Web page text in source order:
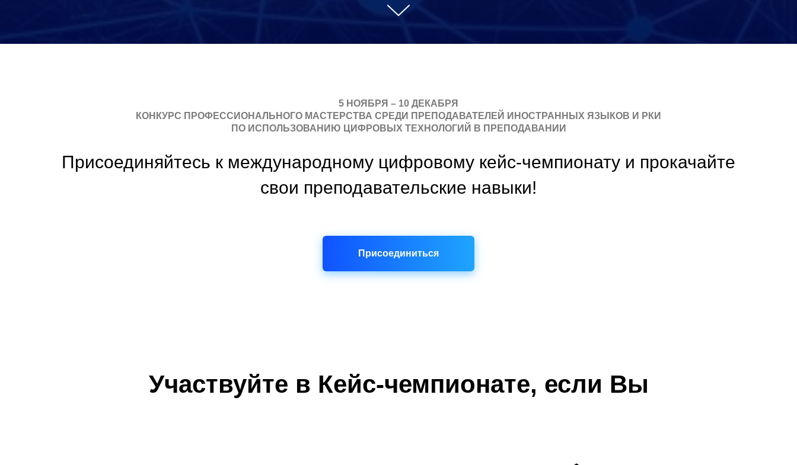
5 НОЯБРЯ – 10 ДЕКАБРЯ
КОНКУРС ПРОФЕССИОНАЛЬНОГО МАСТЕРСТВА СРЕДИ ПРЕПОДАВАТЕЛЕЙ ИНОСТРАННЫХ ЯЗЫКОВ И РКИ
ПО ИСПОЛЬЗОВАНИЮ ЦИФРОВЫХ ТЕХНОЛОГИЙ В ПРЕПОДАВАНИИ
Присоединяйтесь к международному цифровому кейс-чемпионату и прокачайте
свои преподавательские навыки!
Присоединиться
Участвуйте в Кейс-чемпионате, если Вы